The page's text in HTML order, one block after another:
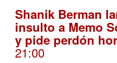
Shanik Berman
insulto a Memo
y pide perdón
21:00